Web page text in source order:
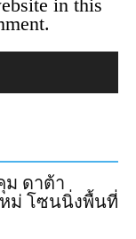
in this
ม ดาต้า
หม่ โซนนิ่งพื้นที่